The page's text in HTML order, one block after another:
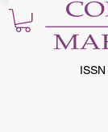
ISSN